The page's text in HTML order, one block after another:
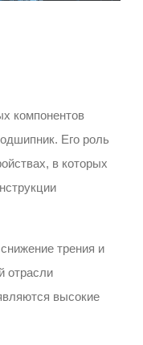
компонентов
Его роль
в которых
трения и
отрасли
высокие